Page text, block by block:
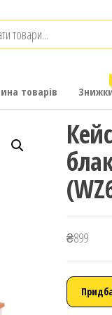
товарів
₴899